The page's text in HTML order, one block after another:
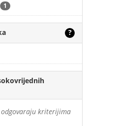
1
?
odgovaraju kriterijima